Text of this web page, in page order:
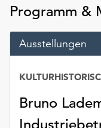
Dafür
steht
Ihnen
am
der
die
Schaltfläche
Programm &
Ausstellungen
Bruno